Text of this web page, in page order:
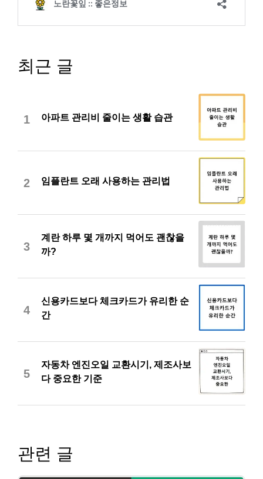
최근 글
1 아파트 관리비 줄이는 생활 습관
2 임플란트 오래 사용하는 관리법
3
계란 하루 몇 개까지 먹어도 괜찮을
까?
4
신용카드보다 체크카드가 유리한 순
간
5
자동차 엔진오일 교환시기, 제조사보
다 중요한 기준
관련 글